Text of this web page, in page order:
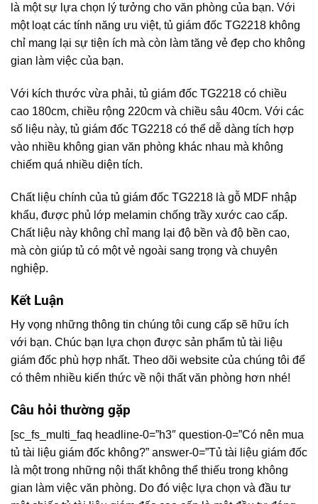
là một sự lựa chọn lý tưởng cho văn phòng của bạn. Với
một loạt các tính năng ưu việt, tủ giám đốc TG2218 không
chỉ mang lại sự tiện ích mà còn làm tăng vẻ đẹp cho không
gian làm việc của bạn.
Với kích thước vừa phải, tủ giám đốc TG2218 có chiều
cao 180cm, chiều rộng 220cm và chiều sâu 40cm. Với các
số liệu này, tủ giám đốc TG2218 có thể dễ dàng tích hợp
vào nhiều không gian văn phòng khác nhau mà không
chiếm quá nhiều diện tích.
Chất liệu chính của tủ giám đốc TG2218 là gỗ MDF nhập
khẩu, được phủ lớp melamin chống trầy xước cao cấp.
Chất liệu này không chỉ mang lại độ bền và độ bền cao,
mà còn giúp tủ có một vẻ ngoài sang trọng và chuyên
nghiệp.
Kết Luận
Hy vọng những thông tin chúng tôi cung cấp sẽ hữu ích
với bạn. Chúc bạn lựa chọn được sản phẩm tủ tài liệu
giám đốc phù hợp nhất. Theo dõi website của chúng tôi để
có thêm nhiều kiến thức về nội thất văn phòng hơn nhé!
Câu hỏi thường gặp
[sc_fs_multi_faq headline-0=”h3″ question-0=”Có nên mua
tủ tài liệu giám đốc không?” answer-0=”Tủ tài liệu giám đốc
là một trong những nội thất không thể thiếu trong không
gian làm việc văn phòng. Do đó việc lựa chọn và đầu tư